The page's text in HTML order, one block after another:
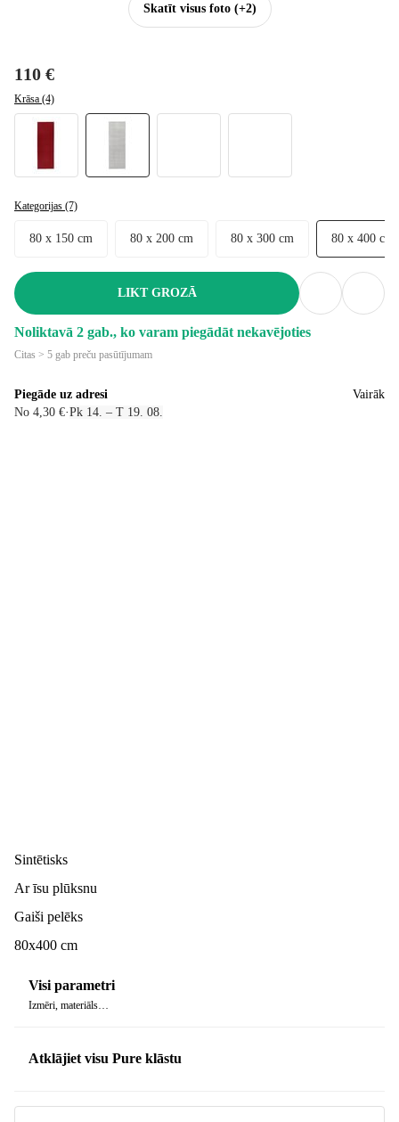
Skatīt visus foto(+2)
110 €
Krāsa (4)
Kategorijas (7)
80 x 150 cm 80 x 200 cm 80 x 300 cm 80 x 400 cm
LIKT GROZĀ
Noliktavā 2 gab., ko varam piegādāt nekavējoties
Citas > 5 gab preču pasūtījumam
Piegāde uz adresi
No 4,30 €·Pk 14. – T 19. 08.
Vairāk
Sintētisks
Ar īsu plūksnu
Gaiši pelēks
80x400 cm
Visi parametri
Izmēri, materiāls…
Atklājiet visu Pure klāstu